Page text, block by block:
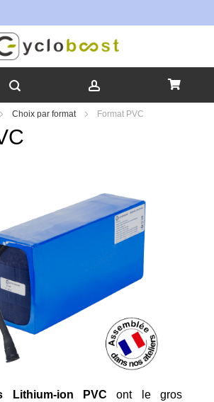
Choix par format Format PVC
Lithium-ion PVC ont le gros